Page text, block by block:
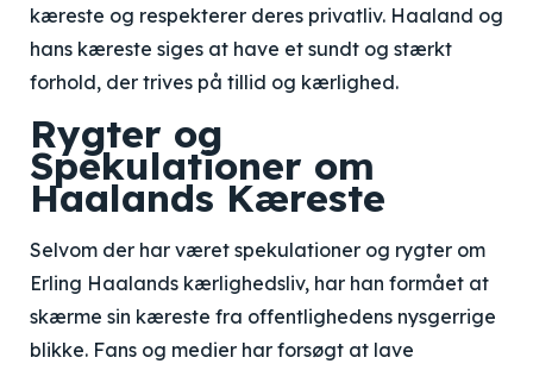
kæreste og respekterer deres privatliv. Haaland og
hans kæreste siges at have et sundt og stærkt
forhold, der trives på tillid og kærlighed.
Rygter og
Spekulationer om
Haalands Kæreste
Selvom der har været spekulationer og rygter om
Erling Haalands kærlighedsliv, har han formået at
skærme sin kæreste fra offentlighedens nysgerrige
blikke. Fans og medier har forsøgt at lave